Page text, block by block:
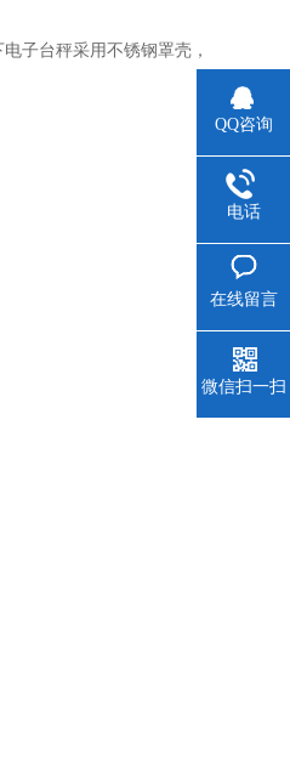
子台秤采用不锈钢罩壳，
QQ咨询
电话
在线留言
微信扫一扫